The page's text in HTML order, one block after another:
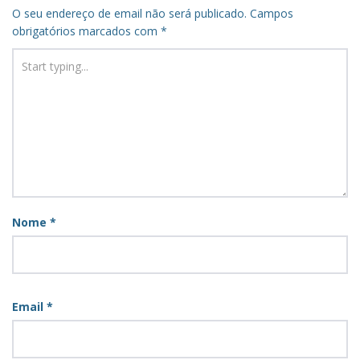
O seu endereço de email não será publicado. Campos
obrigatórios marcados com *
Nome *
Email *